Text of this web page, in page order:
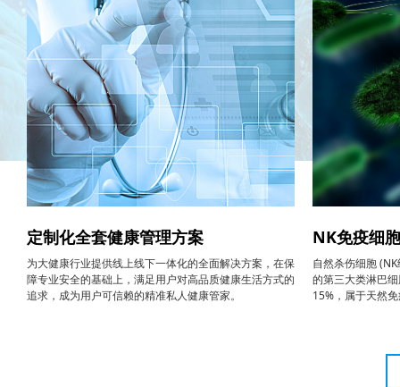
NK免疫细胞
自然杀伤细胞
的第三大类淋巴
15%，属于天然
定制化全套健康管理方案
为大健康行业提供线上线下一体化的全面解决方案，在保
障专业安全的基础上，满足用户对高品质健康生活方式的
追求，成为用户可信赖的精准私人健康管家。